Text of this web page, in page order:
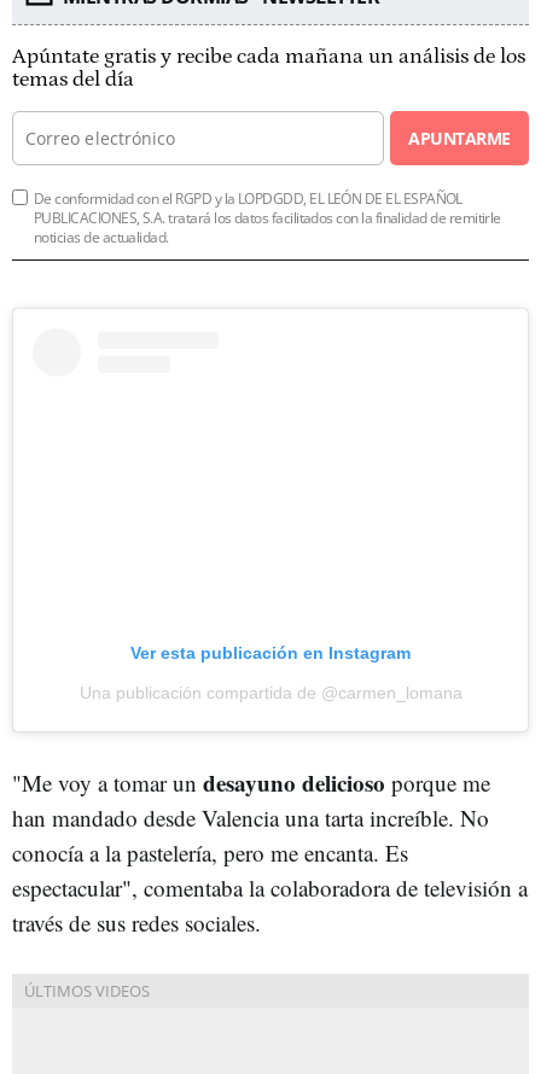
Apúntate gratis y recibe cada mañana un análisis de los
temas del día
APUNTARME
De conformidad con el RGPD y la LOPDGDD, EL LEÓN DE EL ESPAÑOL
PUBLICACIONES, S.A. tratará los datos facilitados con la finalidad de remitirle
noticias de actualidad.
Ver esta publicación en Instagram
Una publicación compartida de @carmen_lomana
"Me voy a tomar un desayuno delicioso porque me
han mandado desde Valencia una tarta increíble. No
conocía a la pastelería, pero me encanta. Es
espectacular", comentaba la colaboradora de televisión a
través de sus redes sociales.